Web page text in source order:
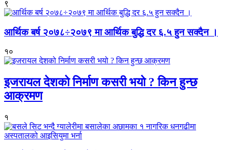
९
आर्थिक बर्ष २०७८÷२०७९ मा आर्थिक बुद्धि दर ६.५ हुन सक्दैन ।
१०
इजरायल देशको निर्माण कसरी भयो ? किन हुन्छ
आक्रमण
१